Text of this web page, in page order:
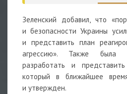
Зеленский добавил, что
и безопасности Украины
и представить план
агрессию». Также была
разработать и
который в ближайшее
и утвержден.